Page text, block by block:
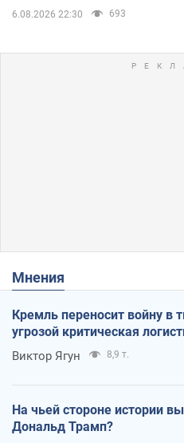
6.08.2026 22:30 693
Мнения
Кремль переносит войну в
угрозой критическая
Виктор Ягун 8,9 т.
На чьей стороне истории
Дональд Трамп?